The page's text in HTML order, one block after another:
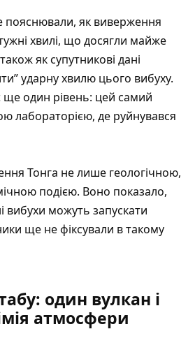
пояснювали, як виверження
хвилі, що досягли майже
яксупутникові дані
ударну хвилю цього вибуху.
один рівень: цей самий
лабораторією, де руйнувався
Тонга не лише геологічною,
подією. Воно показало,
вибухи можуть запускати
ще не фіксували в такому
один вулкан і
атмосфери